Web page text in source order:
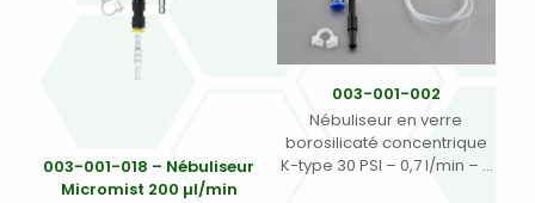
003-001-018 – Nébuliseur
Micromist 200 µl/min
003-001-002
Nébuliseur en verre
borosilicaté concentrique
K-type 30 PSI – 0,7 l/min – 3